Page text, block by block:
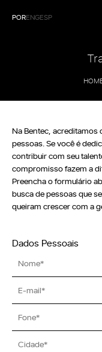
PORENGESP
Coleções
Raízes
Dunas
Sintonia
Lojas Exclusivas
Seja um Lojista
Arquitetos
Solicite seu Projeto
Trabalhe Conosco
Na Bentec, acreditamos
pessoas. Se você é
contribuir com seu
compromisso fazem a
Preencha o formulário
busca de pessoas que
queiram crescer com a
Dados Pessoais